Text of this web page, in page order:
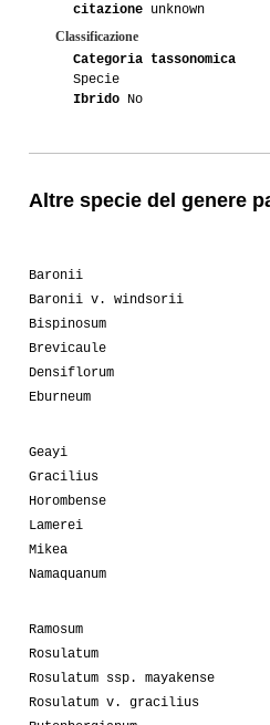
citazione unknown
Classificazione
Categoria tassonomica
Specie
Ibrido No
Altre specie del genere
Baronii
Baronii v. windsorii
Bispinosum
Brevicaule
Densiflorum
Eburneum
Geayi
Gracilius
Horombense
Lamerei
Mikea
Namaquanum
Ramosum
Rosulatum
Rosulatum ssp. mayakense
Rosulatum v. gracilius